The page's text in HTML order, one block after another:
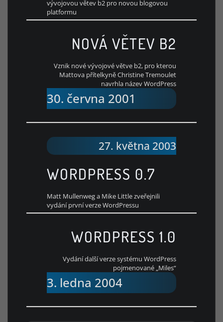
vývojovou větev b2 pro novou blogovou
platformu
NOVÁ VĚTEV B2
Vznik nové vývojové větve b2, pro kterou
Mattova přítelkyně Christine Tremoulet
navrhla název WordPress
30. června 2001
27. května 2003
WORDPRESS 0.7
Matt Mullenweg a Mike Little zveřejnili
vydání první verze WordPressu
WORDPRESS 1.0
Vydání další verze systému WordPress
pojmenované „Miles“
3. ledna 2004